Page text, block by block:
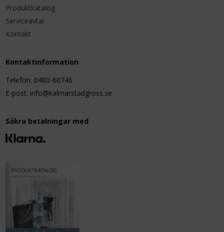
Produktkatalog
Serviceavtal
Kontakt
Kontaktinformation
Telefon: 0480-60746
E-post: info@kalmarstadgross.se
Säkra betalningar med